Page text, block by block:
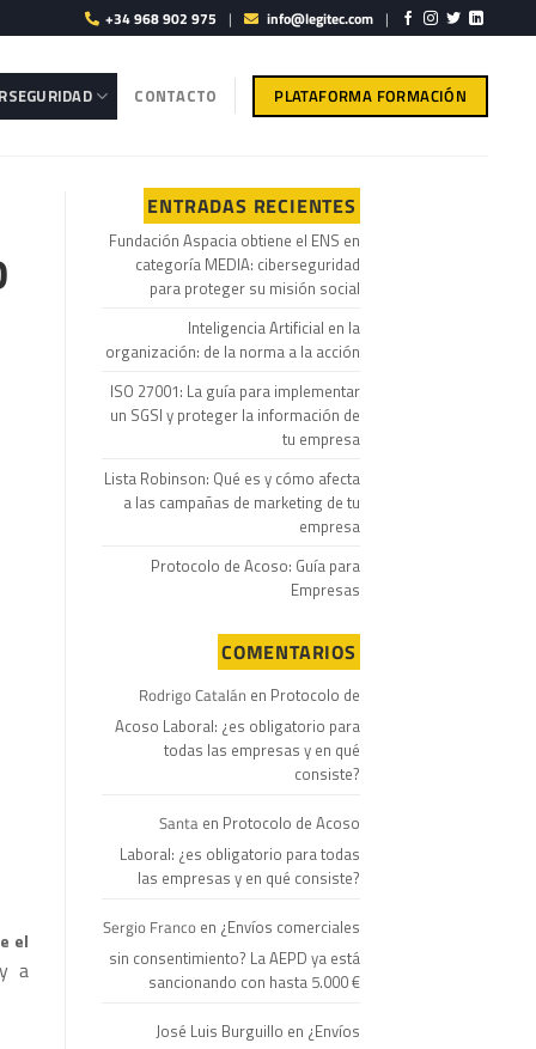
+34 968 902 975 | info@legitec.com |
CONTACTO PLATAFORMA FORMACIÓN
el
a
ENTRADAS RECIENTES
Fundación Aspacia obtiene el ENS en
categoría MEDIA: ciberseguridad
para proteger su misión social
Inteligencia Artificial en la
organización: de la norma a la acción
ISO 27001: La guía para implementar
un SGSI y proteger la información de
tu empresa
Lista Robinson: Qué es y cómo afecta
a las campañas de marketing de tu
empresa
Protocolo de Acoso: Guía para
Empresas
COMENTARIOS
Rodrigo Catalán en Protocolo de
Acoso Laboral: ¿es obligatorio para
todas las empresas y en qué
consiste?
Santa en Protocolo de Acoso
Laboral: ¿es obligatorio para todas
las empresas y en qué consiste?
Sergio Franco en ¿Envíos comerciales
sin consentimiento? La AEPD ya está
sancionando con hasta 5.000 €
José Luis Burguillo en ¿Envíos